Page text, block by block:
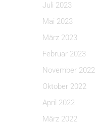
Juli 2023
Mai 2023
März 2023
Februar 2023
November 2022
Oktober 2022
April 2022
März 2022